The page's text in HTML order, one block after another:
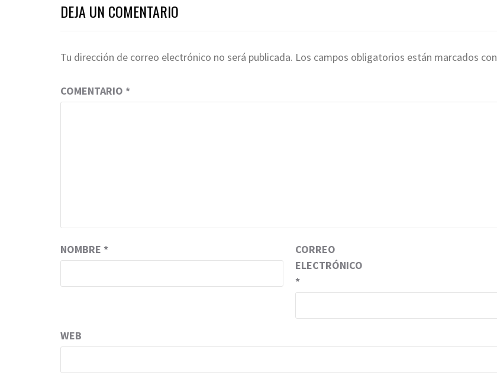
DEJA UN COMENTARIO
Tu dirección de correo electrónico no será publicada. Los campos obligatorios están marcados con
COMENTARIO *
NOMBRE *
CORREO
ELECTRÓNICO
*
WEB